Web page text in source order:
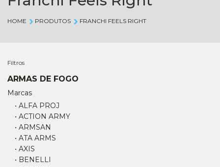
HOME PRODUTOS FRANCHI FEELS RIGHT
Filtros
ARMAS DE FOGO
Marcas
• ALFA PROJ
• ACTION ARMY
• ARMSAN
• ATA ARMS
• AXIS
• BENELLI